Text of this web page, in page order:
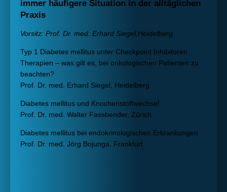
immer häufigere Situation in der alltäglichen
Praxis
Vorsitz: Prof. Dr. med. Erhard Siegel,Heidelberg
Typ 1 Diabetes mellitus unter Checkpoint Inhibitoren
Therapien – was gilt es, bei onkologischen Patienten zu
beachten?
Prof. Dr. med. Erhard Siegel, Heidelberg
Diabetes mellitus und Knochenstoffwechsel
Prof. Dr. med. Walter Fassbender, Zürich
Diabetes mellitus bei endokrinologischen Erkrankungen
Prof. Dr. med. Jörg Bojunga, Frankfurt